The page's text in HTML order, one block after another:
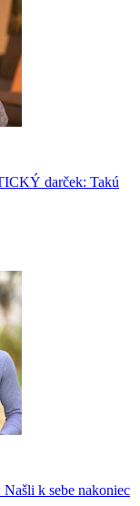
darček: Takú
k sebe nakoniec